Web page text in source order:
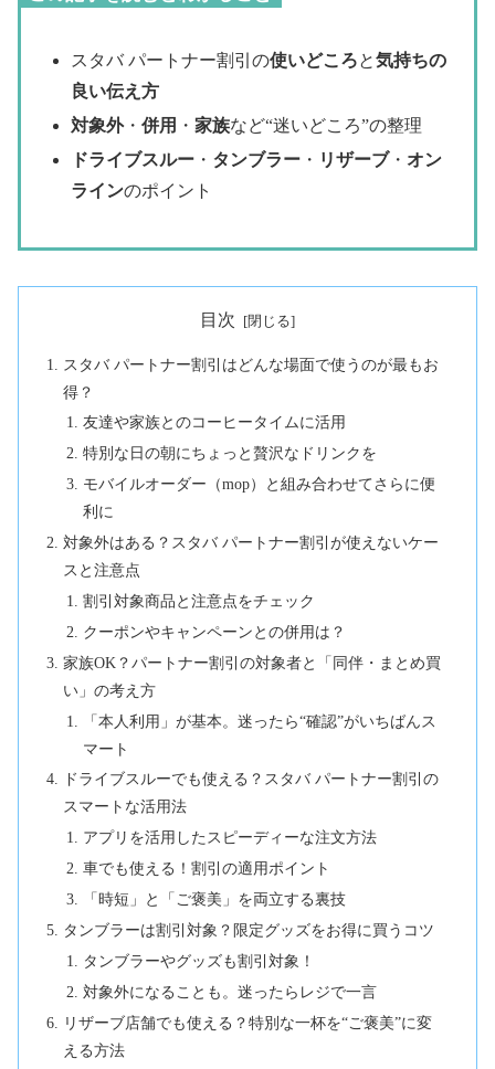
スタバ パートナー割引の使いどころと気持ちの
良い伝え方
対象外・併用 ・家族など“迷いどころ”の整理
ドライブスルー ・ タンブラー ・ リザーブ・ オン
ラインのポイント
目次
スタバ パートナー割引はどんな場面で使うのが最もお
得？
友達や家族とのコーヒータイムに活用
特別な日の朝にちょっと贅沢なドリンクを
モバイルオーダー（mop）と組み合わせてさらに便
利に
対象外はある？スタバ パートナー割引が使えないケー
スと注意点
割引対象商品と注意点をチェック
クーポンやキャンペーンとの併用は？
家族OK？パートナー割引の対象者と「同伴・まとめ買
い」の考え方
「本人利用」が基本。迷ったら“確認”がいちばんス
マート
ドライブスルーでも使える？スタバ パートナー割引の
スマートな活用法
アプリを活用したスピーディーな注文方法
車でも使える！割引の適用ポイント
「時短」と「ご褒美」を両立する裏技
タンブラーは割引対象？限定グッズをお得に買うコツ
タンブラーやグッズも割引対象！
対象外になることも。迷ったらレジで一言
リザーブ店舗でも使える？特別な一杯を“ご褒美”に変
える方法